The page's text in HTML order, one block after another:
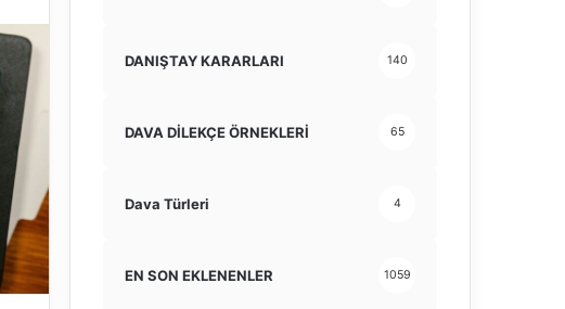
DANIŞTAY KARARLARI 140
DAVA DİLEKÇE ÖRNEKLERİ 65
Dava Türleri 4
EN SON EKLENENLER 1059